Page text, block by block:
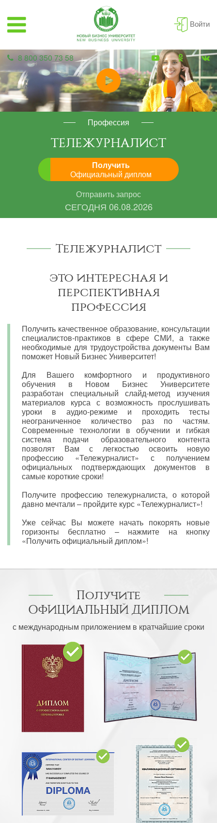
Войти
8 800 350 73 58
Профессия
ТЕЛЕЖУРНАЛИСТ
Получить
Официальный диплом
Отправить запрос
СЕГОДНЯ 06.08.2026
Тележурналист
это интересная и
перспективная
профессия
Получить качественное образование, консультации
специалистов-практиков в сфере СМИ, а также
необходимые для трудоустройства документы Вам
поможет Новый Бизнес Университет!
Для Вашего комфортного и продуктивного
обучения в Новом Бизнес Университете
разработан специальный слайд-метод изучения
материалов курса с возможность прослушивать
уроки в аудио-режиме и проходить тесты
неограниченное количество раз по частям.
Современные технологии в обучении и гибкая
система подачи образовательного контента
позволят Вам с легкостью освоить новую
профессию «Тележурналист» с получением
официальных подтверждающих документов в
самые короткие сроки!
Получите профессию тележурналиста, о которой
давно мечтали – пройдите курс «Тележурналист»!
Уже сейчас Вы можете начать покорять новые
горизонты бесплатно – нажмите на кнопку
«Получить официальный диплом»!
Получите
ОФИЦИАЛЬНЫЙ ДИПЛОМ
с международным приложением в кратчайшие сроки